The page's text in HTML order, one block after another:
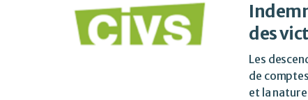
des
Les
de
et la